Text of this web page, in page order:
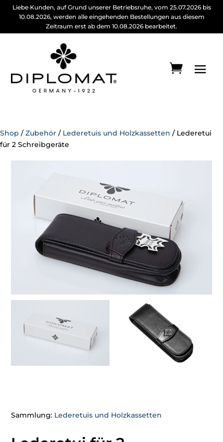
Liebe Kunden, auf Grund unserer Betriebsruhe, vom 25.07.2026 bis
10.08.2026, werden alle eingehenden Bestellungen aus diesem
Zeitraum erst ab dem 10.08.2026 bearbeitet.
Shop / Zubehör / Lederetuis und Holzkassetten / Lederetui
für 2 Schreibgeräte
Sammlung: Lederetuis und Holzkassetten